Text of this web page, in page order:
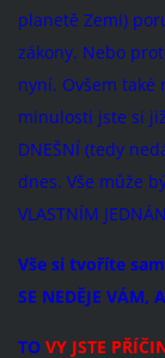
planetě Zemi)
zákony. Nebo
nyní. Ovšem také
minulosti jste si
DNEŠNÍ (tedy
dnes. Vše může
VLASTNÍM
Vše si tvoříte
SE NEDĚJE VÁM,
TO VY JSTE